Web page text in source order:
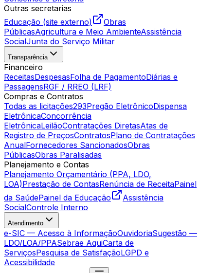
Outras secretarias
Educação (site externo)
Obras
PúblicasAgricultura e Meio AmbienteAssistência
SocialJunta do Serviço Militar
Transparência
Financeiro
ReceitasDespesasFolha de PagamentoDiárias e
PassagensRGF / RREO (LRF)
Compras e Contratos
Todas as licitações293Pregão EletrônicoDispensa
EletrônicaConcorrência
EletrônicaLeilãoContratações DiretasAtas de
Registro de PreçosContratosPlano de Contratações
AnualFornecedores SancionadosObras
PúblicasObras Paralisadas
Planejamento e Contas
Planejamento Orçamentário (PPA, LDO,
LOA)Prestação de ContasRenúncia de ReceitaPainel
da SaúdePainel da Educação
Assistência
SocialControle Interno
Atendimento
e-SIC — Acesso à InformaçãoOuvidoriaSugestão —
LDO/LOA/PPASebrae AquiCarta de
ServiçosPesquisa de SatisfaçãoLGPD e
Acessibilidade